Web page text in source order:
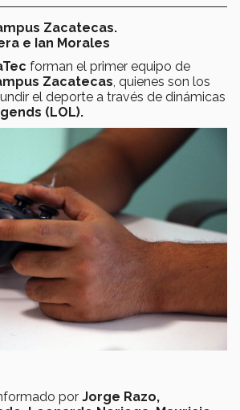
Zacatecas.
e Ian Morales
forman el primer equipo de
Zacatecas , quienes son los
el deporte a través de dinámicas
(LOL).
por Jorge Razo,